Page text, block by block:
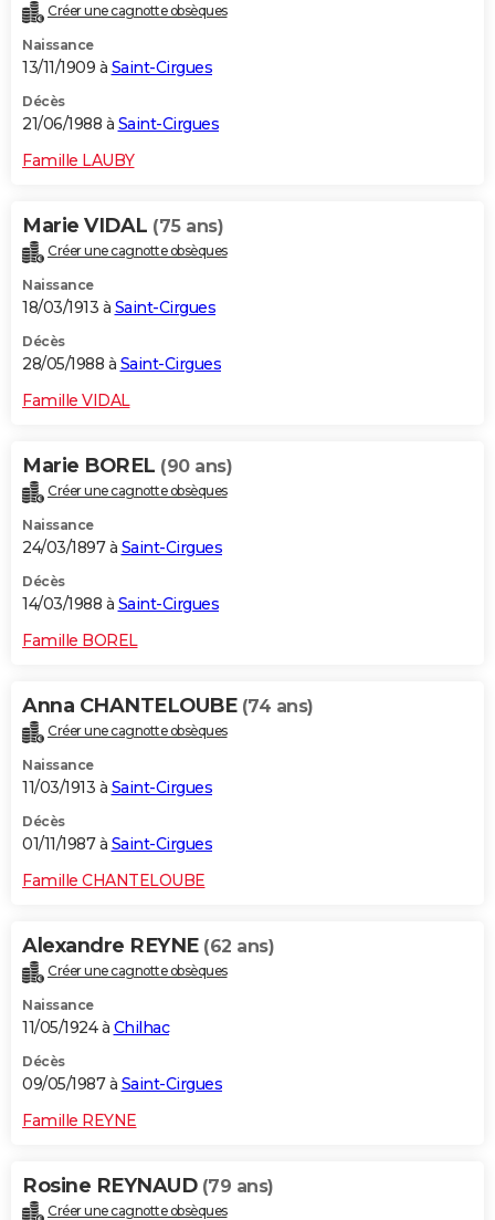
Créer une cagnotte obsèques
Naissance
13/11/1909 à Saint-Cirgues
Décès
21/06/1988 à Saint-Cirgues
Famille LAUBY
Marie VIDAL (75 ans)
Créer une cagnotte obsèques
Naissance
18/03/1913 à Saint-Cirgues
Décès
28/05/1988 à Saint-Cirgues
Famille VIDAL
Marie BOREL (90 ans)
Créer une cagnotte obsèques
Naissance
24/03/1897 à Saint-Cirgues
Décès
14/03/1988 à Saint-Cirgues
Famille BOREL
Anna CHANTELOUBE (74 ans)
Créer une cagnotte obsèques
Naissance
11/03/1913 à Saint-Cirgues
Décès
01/11/1987 à Saint-Cirgues
Famille CHANTELOUBE
Alexandre REYNE (62 ans)
Créer une cagnotte obsèques
Naissance
11/05/1924 à Chilhac
Décès
09/05/1987 à Saint-Cirgues
Famille REYNE
Rosine REYNAUD (79 ans)
Créer une cagnotte obsèques